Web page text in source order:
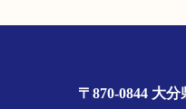
〒870-0844 大